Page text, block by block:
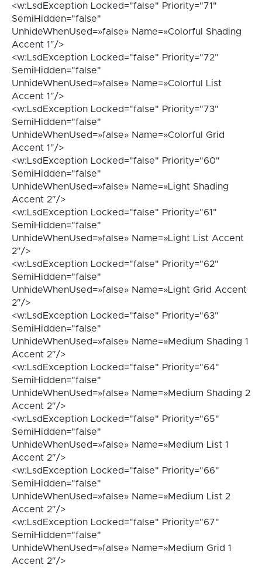
<w:LsdException Locked="false" Priority="71"
SemiHidden="false"
UnhideWhenUsed=»false» Name=»Colorful Shading
Accent 1″/>
<w:LsdException Locked="false" Priority="72"
SemiHidden="false"
UnhideWhenUsed=»false» Name=»Colorful List
Accent 1″/>
<w:LsdException Locked="false" Priority="73"
SemiHidden="false"
UnhideWhenUsed=»false» Name=»Colorful Grid
Accent 1″/>
<w:LsdException Locked="false" Priority="60"
SemiHidden="false"
UnhideWhenUsed=»false» Name=»Light Shading
Accent 2″/>
<w:LsdException Locked="false" Priority="61"
SemiHidden="false"
UnhideWhenUsed=»false» Name=»Light List Accent
2″/>
<w:LsdException Locked="false" Priority="62"
SemiHidden="false"
UnhideWhenUsed=»false» Name=»Light Grid Accent
2″/>
<w:LsdException Locked="false" Priority="63"
SemiHidden="false"
UnhideWhenUsed=»false» Name=»Medium Shading 1
Accent 2″/>
<w:LsdException Locked="false" Priority="64"
SemiHidden="false"
UnhideWhenUsed=»false» Name=»Medium Shading 2
Accent 2″/>
<w:LsdException Locked="false" Priority="65"
SemiHidden="false"
UnhideWhenUsed=»false» Name=»Medium List 1
Accent 2″/>
<w:LsdException Locked="false" Priority="66"
SemiHidden="false"
UnhideWhenUsed=»false» Name=»Medium List 2
Accent 2″/>
<w:LsdException Locked="false" Priority="67"
SemiHidden="false"
UnhideWhenUsed=»false» Name=»Medium Grid 1
Accent 2″/>